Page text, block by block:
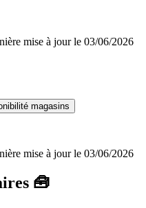
mise à jour le 03/06/2026
magasins
mise à jour le 03/06/2026
🧰